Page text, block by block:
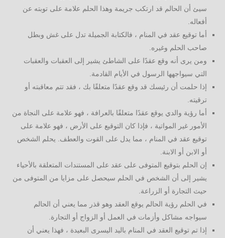
سيئ أن الحالم قد ارتكب جريمة وهذا الحلم علامة على توبته عن
أفعاله.
أما توقيع عقد في المنام ، فالكتابة الجميلة تدل على غش وبطل
صاحب الحلم وغيره.
ومن يرى أنه وقع عقدًا على الشاطئ يشير إلى العقبات والعقبات
التي سيواجهها الرسول في الأيام القادمة.
إذا حلمت أن رئيسك قد وقع عقدًا متعلقًا بك ، فقد تتم معاقبته أو
ترقيته.
أما رؤية والدي يوقع عقدًا متعلقًا بالعرافة ، فهو علامة على النجاة من
الأمور غير المواتية ، فإذا كان التوقيع على الأرض ، فهو علامة على
توقيع عقد في المنام ، مما يدل على القوت والعطف. يحلم الشخص
أو الابن أو الابنة.
إن الحلم بتوقيع المتوفى على عقد على المستندات المتعلقة بالأحياء
يشير إلى أن الشخص في الحلم سيحصل على مزايا من المتوفى من
حيث التجارة أو الزراعة.
في الحلم رؤية الحالم يوقع العقد وهو قذر مما يعني أن الحالم
سيواجه مشاكل وأزمات في العمل أو الزواج أو التجارة.
إذا تم توقيع العقد في المنام باليد اليسرى البعيدة ، فهذا يعني أن